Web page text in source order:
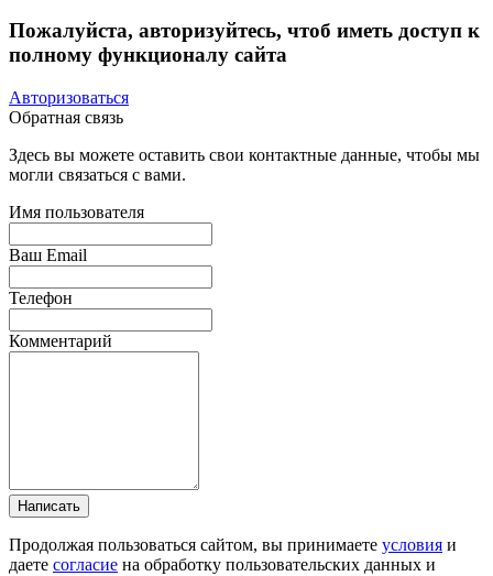
Пожалуйста, авторизуйтесь, чтоб иметь доступ к
полному функционалу сайта
Авторизоваться
Обратная связь
Здесь вы можете оставить свои контактные данные, чтобы мы
могли связаться с вами.
Имя пользователя
Ваш Email
Телефон
Комментарий
Написать
Продолжая пользоваться сайтом, вы принимаете условия и
даете согласие на обработку пользовательских данных и